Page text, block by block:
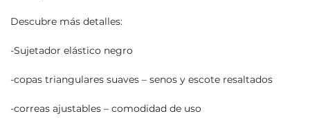
Descubre más detalles:
-Sujetador elástico negro
-copas triangulares suaves – senos y escote resaltados
-correas ajustables – comodidad de uso